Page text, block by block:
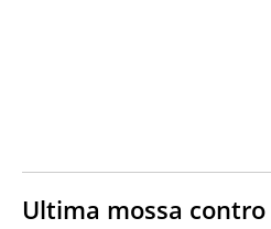
Ultima mossa